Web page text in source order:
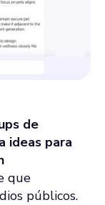
de
ideas para
que
públicos.